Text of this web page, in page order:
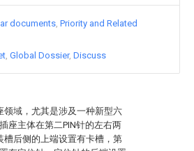
领域，尤其是涉及一种新型六
座主体在第二PIN针的左右两
槽后侧的上端设置有卡槽，第
documents Priority and Related
Global Dossier Discuss